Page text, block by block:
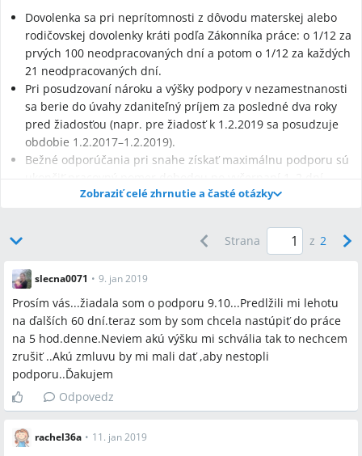
Dovolenka sa pri neprítomnosti z dôvodu materskej alebo
rodičovskej dovolenky kráti podľa Zákonníka práce: o 1/12 za
prvých 100 neodpracovaných dní a potom o 1/12 za každých
21 neodpracovaných dní.
Pri posudzovaní nároku a výšky podpory v nezamestnanosti
sa berie do úvahy zdaniteľný príjem za posledné dva roky
pred žiadosťou (napr. pre žiadosť k 1.2.2019 sa posudzuje
obdobie 1.2.2017–1.2.2019).
Bežné odporúčania pri snahe získať maximálnu podporu sú
dovolenky a nechať si zvyšok dovolenky preplatiť; počas
dní ročne bez vyradenia z evidencie.
Najčastejšie otázky
Q:Ako sa kráti dovolenka počas materskej a rodičovskej
dovolenky?
A:Dovolenka sa kráti podľa Zákonníka práce o 1/12 za prvých
100 neodpracovaných dní a potom o ďalšiu 1/12 za každých 21
neodpracovaných dní.
Q:Aké obdobie príjmov sa posudzuje pri žiadosti o podporu v
Zobraziť celé zhrnutie a časté otázky
Strana z 2
slecna0071 • 9. jan 2019
Prosím vás...žiadala som o podporu 9.10...Predlžili mi lehotu
na ďalších 60 dní.teraz som by som chcela nastúpiť do práce
na 5 hod.denne.Neviem akú výšku mi schvália tak to nechcem
zrušiť ..Akú zmluvu by mi mali dať ,aby nestopli
podporu..Ďakujem
Odpovedz
rachel36a • 11. jan 2019